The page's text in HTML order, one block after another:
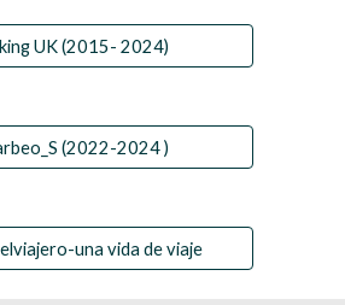
UK (2015- 2024)
(2022-2024 )
una vida de viaje